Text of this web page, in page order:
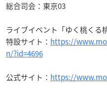
総合司会：東京03
ライブイベント「ゆく桃くる
特設サイト： https://
n/?id=4696
公式サイト： https://